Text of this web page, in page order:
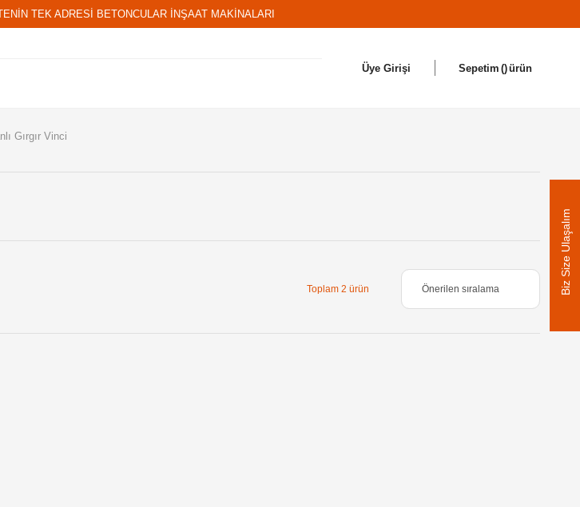
TEK ADRESİ BETONCULAR İNŞAAT MAKİNALARI
Üye Girişi Sepetim ürün
Gırgır Vinci
Toplam 2 ürün Biz Size Ulaşalım